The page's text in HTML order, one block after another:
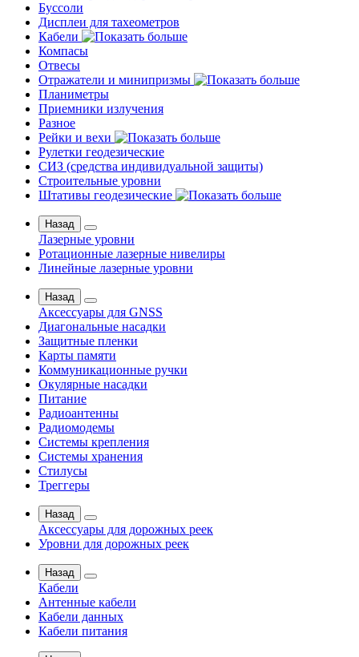
Буссоли
Дисплеи для тахеометров
Кабели
Компасы
Отвесы
Отражатели и минипризмы
Планиметры
Приемники излучения
Разное
Рейки и вехи
Рулетки геодезические
СИЗ (средства индивидуальной защиты)
Строительные уровни
Штативы геодезические
Назад
Лазерные уровни
Ротационные лазерные нивелиры
Линейные лазерные уровни
Назад
Аксессуары для GNSS
Диагональные насадки
Защитные пленки
Карты памяти
Коммуникационные ручки
Окулярные насадки
Питание
Радиоантенны
Радиомодемы
Системы крепления
Системы хранения
Стилусы
Треггеры
Назад
Аксессуары для дорожных реек
Уровни для дорожных реек
Назад
Кабели
Антенные кабели
Кабели данных
Кабели питания